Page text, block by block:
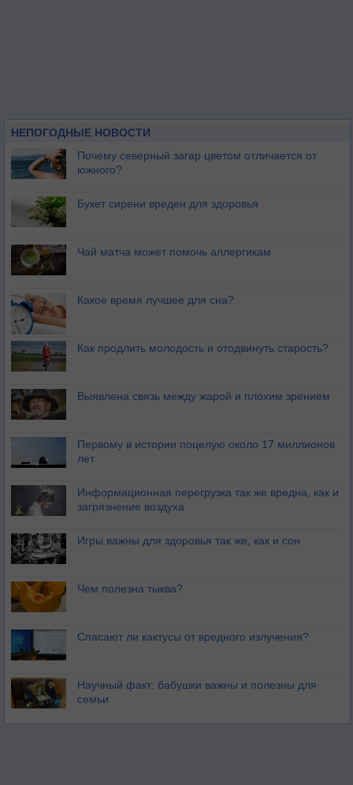
НЕПОГОДНЫЕ НОВОСТИ
Почему северный загар цветом отличается от
южного?
Букет сирени вреден для здоровья
Чай матча может помочь аллергикам
Какое время лучшее для сна?
Как продлить молодость и отодвинуть старость?
Выявлена связь между жарой и плохим зрением
Первому в истории поцелую около 17 миллионов
лет
Информационная перегрузка так же вредна, как и
загрязнение воздуха
Игры важны для здоровья так же, как и сон
Чем полезна тыква?
Спасают ли кактусы от вредного излучения?
Научный факт: бабушки важны и полезны для
семьи